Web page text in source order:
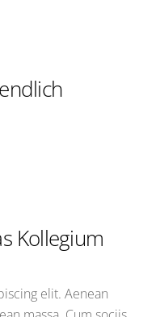
Kollegium
elit. Aenean